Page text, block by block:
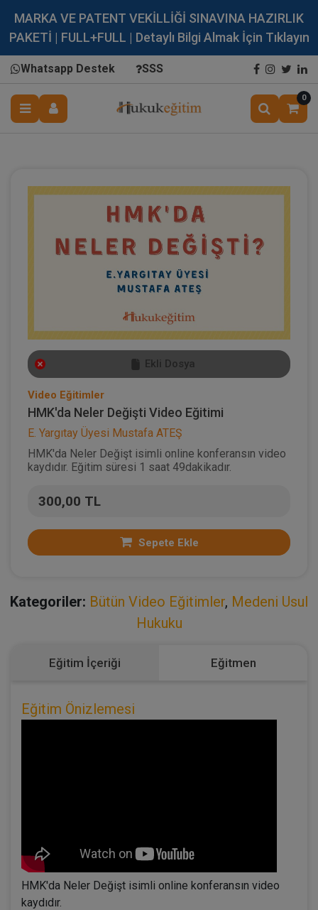
MARKA VE PATENT VEKİLLİĞİ SINAVINA HAZIRLIK
PAKETİ | FULL+FULL | Detaylı Bilgi Almak İçin Tıklayın
Whatsapp Destek SSS
0
Ekli Dosya
Video Eğitimler
HMK'da Neler Değişti Video Eğitimi
E. Yargıtay Üyesi Mustafa ATEŞ
HMK'da Neler Değişt isimli online konferansın video
kaydıdır. Eğitim süresi 1 saat 49dakikadır.
300,00 TL
Sepete Ekle
Kategoriler: Bütün Video Eğitimler, Medeni Usul
Hukuku
Eğitim İçeriği Eğitmen
Eğitim Önizlemesi
HMK'da Neler Değişt isimli online konferansın video
kaydıdır.